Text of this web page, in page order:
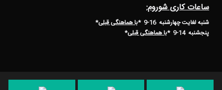
ساعات کاری شوروم:
شنبه لغایت چهارشنبه 16-9 * با هماهنگی قبلی*
پنجشنبه 14-9
*با هماهنگی قبلی*